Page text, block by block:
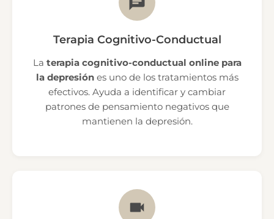
Terapia Cognitivo-Conductual
La terapia cognitivo-conductual online para
la depresiónes uno de los tratamientos más
efectivos. Ayuda a identificar y cambiar
patrones de pensamiento negativos que
mantienen la depresión.